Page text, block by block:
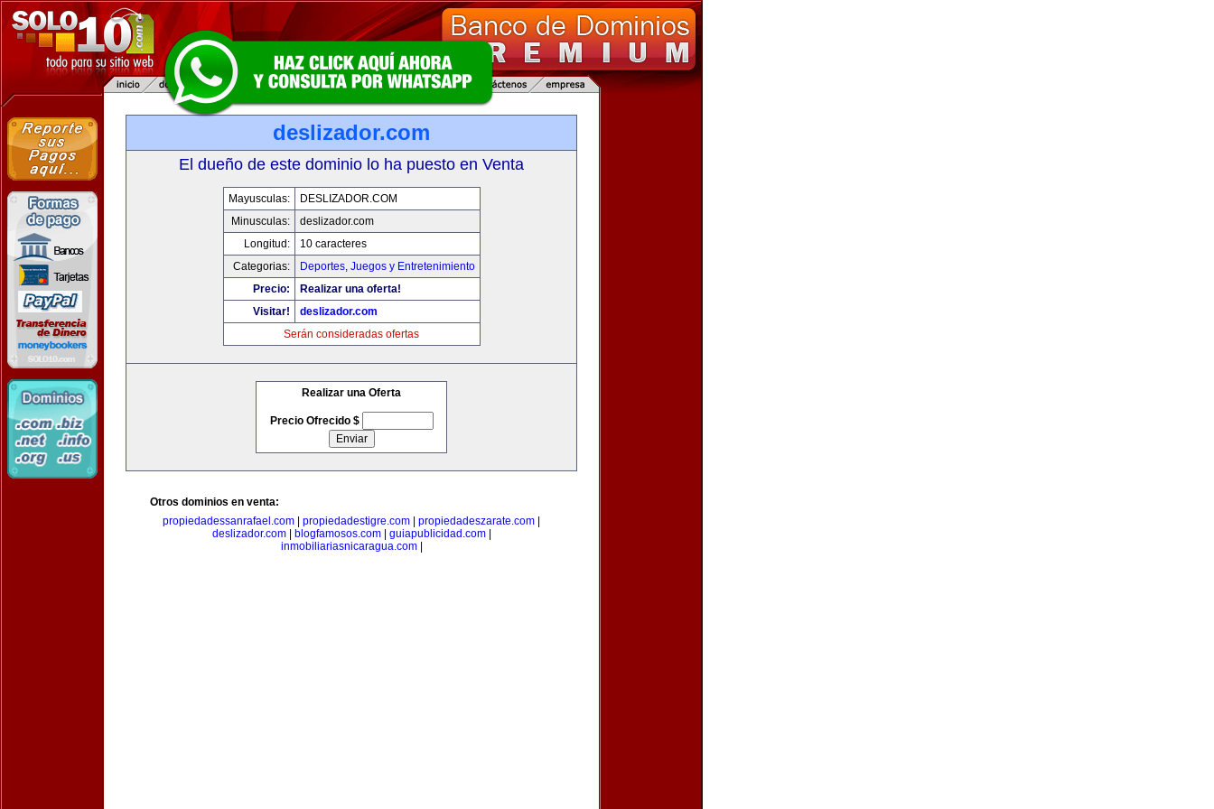
deslizador.com
El dueño de este dominio lo ha puesto en Venta
Mayusculas:
DESLIZADOR.COM
Minusculas:
deslizador.com
Longitud:
10 caracteres
Categorias:
Deportes, Juegos y Entretenimiento
Precio:
Realizar una oferta!
Visitar!
deslizador.com
Serán consideradas ofertas
Realizar una Oferta
Precio Ofrecido $
Otros dominios en venta:
propiedadessanrafael.com
propiedadestigre.com propiedadeszarate.com
deslizador.com| blogfamosos.com| guiapublicidad.com|
inmobiliariasnicaragua.com|